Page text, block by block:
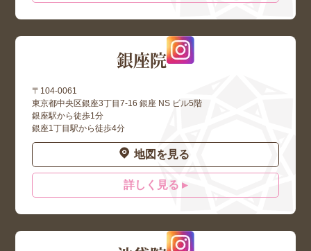
銀座院
〒104-0061
東京都中央区銀座3丁目7-16 銀座 NS ビル5階
銀座駅から徒歩1分
銀座1丁目駅から徒歩4分
地図を見る
詳しく見る ▸